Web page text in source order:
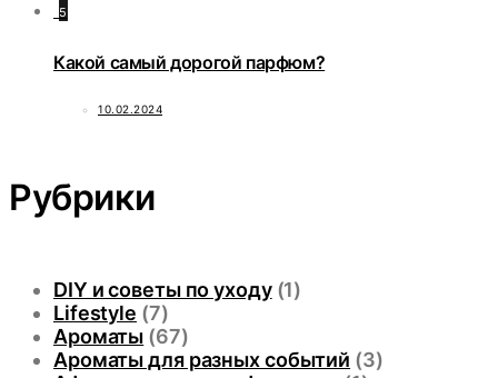
5
Какой самый дорогой парфюм?
10.02.2024
Рубрики
DIY и советы по уходу(1)
Lifestyle (7)
Ароматы (67)
Ароматы для разных событий (3)